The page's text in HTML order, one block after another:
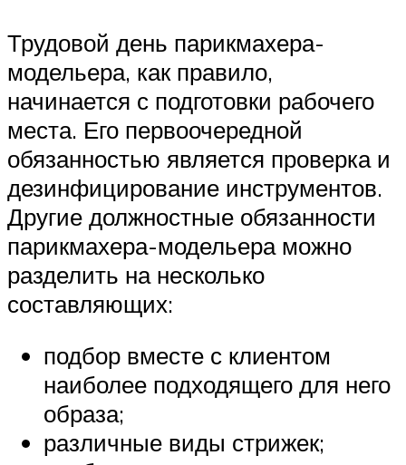
Трудовой день парикмахера-
модельера, как правило,
начинается с подготовки рабочего
места. Его первоочередной
обязанностью является проверка и
дезинфицирование инструментов.
Другие должностные обязанности
парикмахера-модельера можно
разделить на несколько
составляющих:
подбор вместе с клиентом
наиболее подходящего для него
образа;
различные виды стрижек;